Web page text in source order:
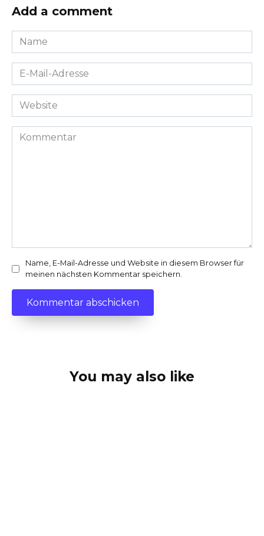
Add a comment
Name
*
E-
Mail-
Adresse
Website
Kommentar
Name, E-Mail-Adresse und Website in diesem Browser für
meinen nächsten Kommentar speichern.
You may also like